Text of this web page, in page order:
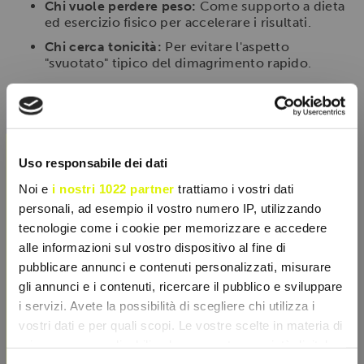
×
Uso responsabile dei dati
Noi e i nostri 1022 partner trattiamo i vostri dati
personali, ad esempio il vostro numero IP, utilizzando
tecnologie come i cookie per memorizzare e accedere
alle informazioni sul vostro dispositivo al fine di
pubblicare annunci e contenuti personalizzati, misurare
gli annunci e i contenuti, ricercare il pubblico e sviluppare
i servizi. Avete la possibilità di scegliere chi utilizza i
vostri dati e per quali scopi. Le vostre scelte in materia di
Chi vuole perdere peso: Come supporto a dieta
ed esercizio fisico per accelerare i risultati.
Chi cerca tonicità: Per evitare l'aspetto
"svuotato" tipico del dimagrimento rapido.
Modalità d'uso
metabolica.
SCHEDA TECNICA
CARATTERISTICHE